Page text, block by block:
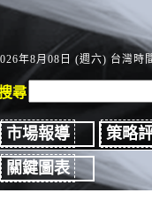
年8月08日 (週六) 台灣時
尋
市場報導
策略
關鍵圖表